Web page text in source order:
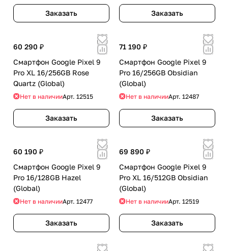
Заказать Заказать
60 290 ₽
Смартфон Google Pixel 9
Pro XL 16/256GB Rose
Quartz (Global)
Нет в наличииАрт. 12515
Заказать
71 190 ₽
Смартфон Google Pixel 9
Pro 16/256GB Obsidian
(Global)
Нет в наличииАрт. 12487
Заказать
60 190 ₽
Смартфон Google Pixel 9
Pro 16/128GB Hazel
(Global)
Нет в наличииАрт. 12477
Заказать
69 890 ₽
Смартфон Google Pixel 9
Pro XL 16/512GB Obsidian
(Global)
Нет в наличииАрт. 12519
Заказать